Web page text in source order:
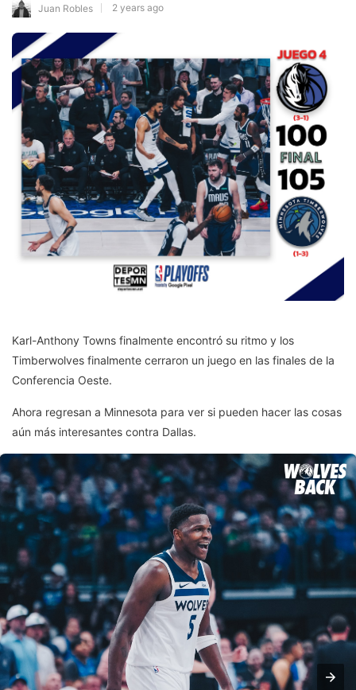
Juan Robles 2 years ago
Karl-Anthony Towns finalmente encontró su ritmo y los
Timberwolves finalmente cerraron un juego en las finales de la
Conferencia Oeste.
Ahora regresan a Minnesota para ver si pueden hacer las cosas
aún más interesantes contra Dallas.